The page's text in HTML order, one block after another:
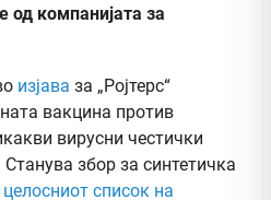
од компанијата за
изјава за „Ројтерс“
вакцина против
вирусни честички
збор за синтетичка
целосниот список на